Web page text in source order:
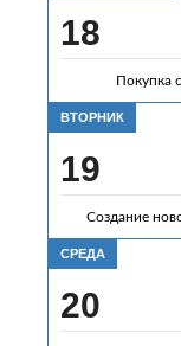
18
Покупка
ВТОРНИК
19
Создание
СРЕДА
20